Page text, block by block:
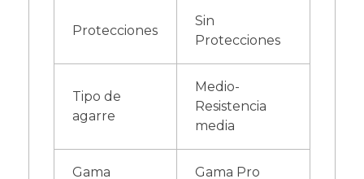
Protecciones
Sin
Protecciones
Tipo de
agarre
Medio-
Resistencia
media
Gama Gama Pro